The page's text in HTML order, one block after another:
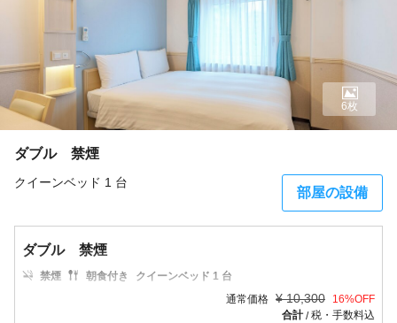
ダブル 禁煙
クイーンベッド 1 台
部屋の設備
6枚
ダブル 禁煙
禁煙 朝食付き
クイーンベッド 1 台
通常価格 ¥ 10,300 16%OFF
合計/税・手数料込